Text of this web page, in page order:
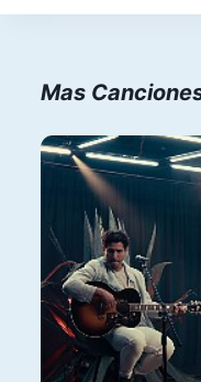
Mas